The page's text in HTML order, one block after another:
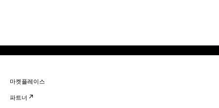
마켓플레이스
파트너